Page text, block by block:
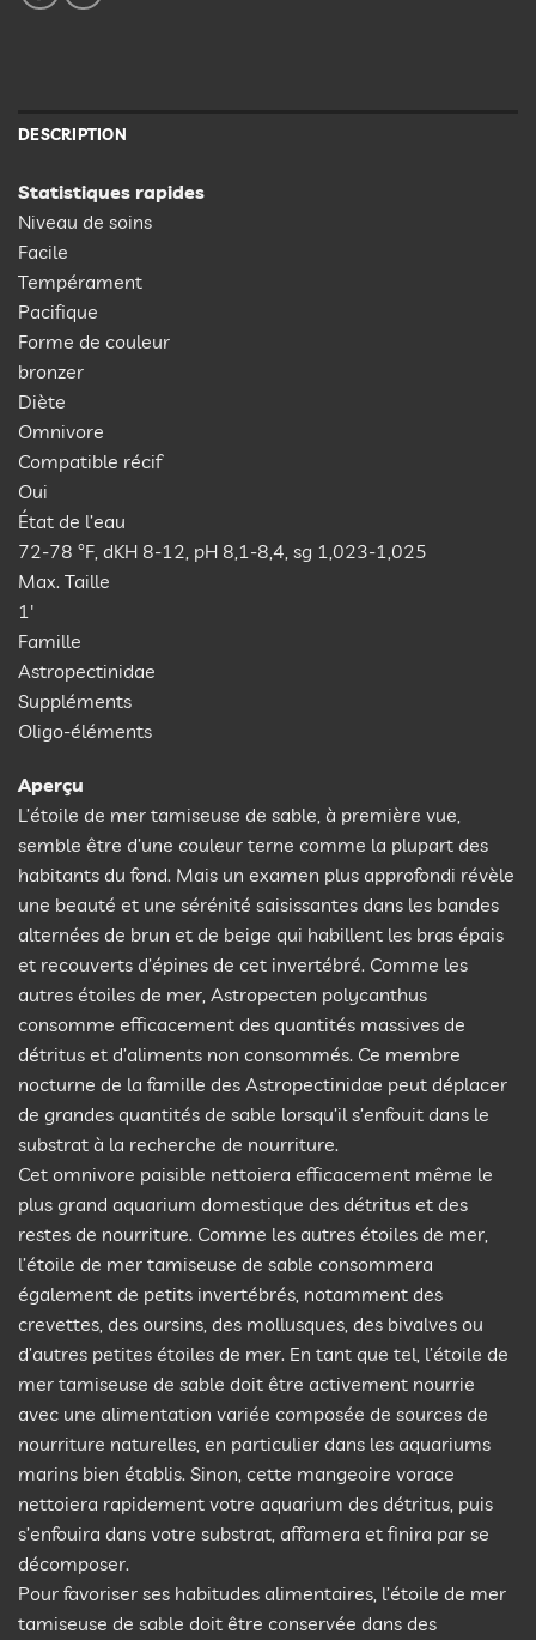
DESCRIPTION
Statistiques rapides
Niveau de soins
Facile
Tempérament
Pacifique
Forme de couleur
bronzer
Diète
Omnivore
Compatible récif
Oui
État de l’eau
72-78 °F, dKH 8-12, pH 8,1-8,4, sg 1,023-1,025
Max. Taille
1′
Famille
Astropectinidae
Suppléments
Oligo-éléments
Aperçu
L’étoile de mer tamiseuse de sable, à première vue,
semble être d’une couleur terne comme la plupart des
habitants du fond. Mais un examen plus approfondi révèle
une beauté et une sérénité saisissantes dans les bandes
alternées de brun et de beige qui habillent les bras épais
et recouverts d’épines de cet invertébré. Comme les
autres étoiles de mer, Astropecten polycanthus
consomme efficacement des quantités massives de
détritus et d’aliments non consommés. Ce membre
nocturne de la famille des Astropectinidae peut déplacer
de grandes quantités de sable lorsqu’il s’enfouit dans le
substrat à la recherche de nourriture.
Cet omnivore paisible nettoiera efficacement même le
plus grand aquarium domestique des détritus et des
restes de nourriture. Comme les autres étoiles de mer,
l’étoile de mer tamiseuse de sable consommera
également de petits invertébrés, notamment des
crevettes, des oursins, des mollusques, des bivalves ou
d’autres petites étoiles de mer. En tant que tel, l’étoile de
mer tamiseuse de sable doit être activement nourrie
avec une alimentation variée composée de sources de
nourriture naturelles, en particulier dans les aquariums
marins bien établis. Sinon, cette mangeoire vorace
nettoiera rapidement votre aquarium des détritus, puis
s’enfouira dans votre substrat, affamera et finira par se
décomposer.
Pour favoriser ses habitudes alimentaires, l’étoile de mer
tamiseuse de sable doit être conservée dans des